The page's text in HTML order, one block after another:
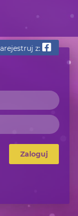
z:
Zaloguj